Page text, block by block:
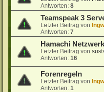
Antworten:8
Teamspeak 3
Letzter Beitrag von
Antworten:7
Hamachi
Letzter Beitrag von
Antworten:16
Forenregeln
Letzter Beitrag von
Antworten:1